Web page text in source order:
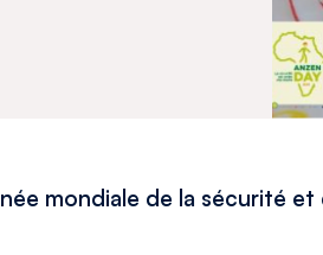
mondiale de la sécurité